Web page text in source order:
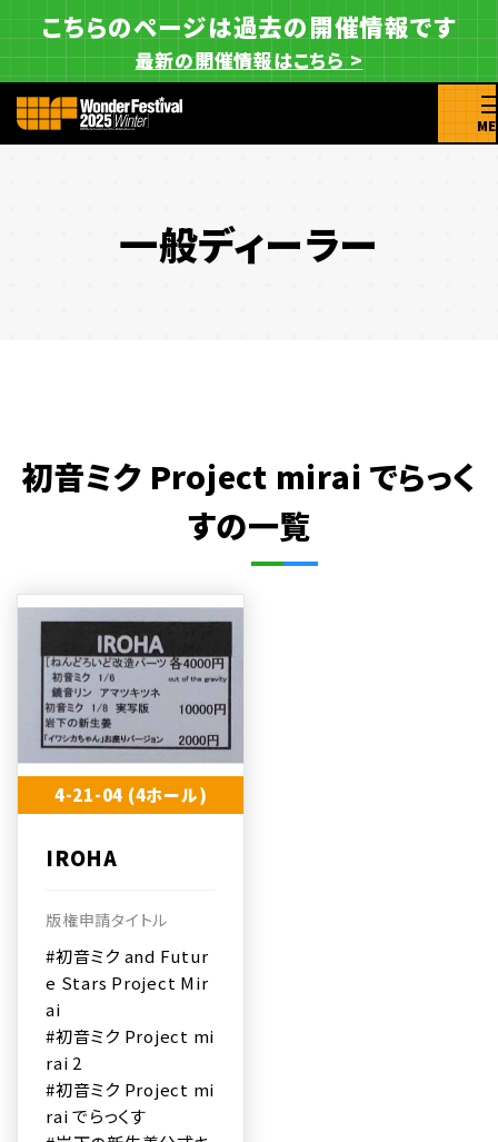
こちらのページは過去の開催情報です
最新の開催情報はこちら >
一般ディーラー
初音ミク Project mirai でらっく
すの一覧
4-21-04 (4ホール)
IROHA
版権申請タイトル
#初音ミク and Futur
e Stars Project Mir
ai
#初音ミク Project mi
rai 2
#初音ミク Project mi
rai でらっくす